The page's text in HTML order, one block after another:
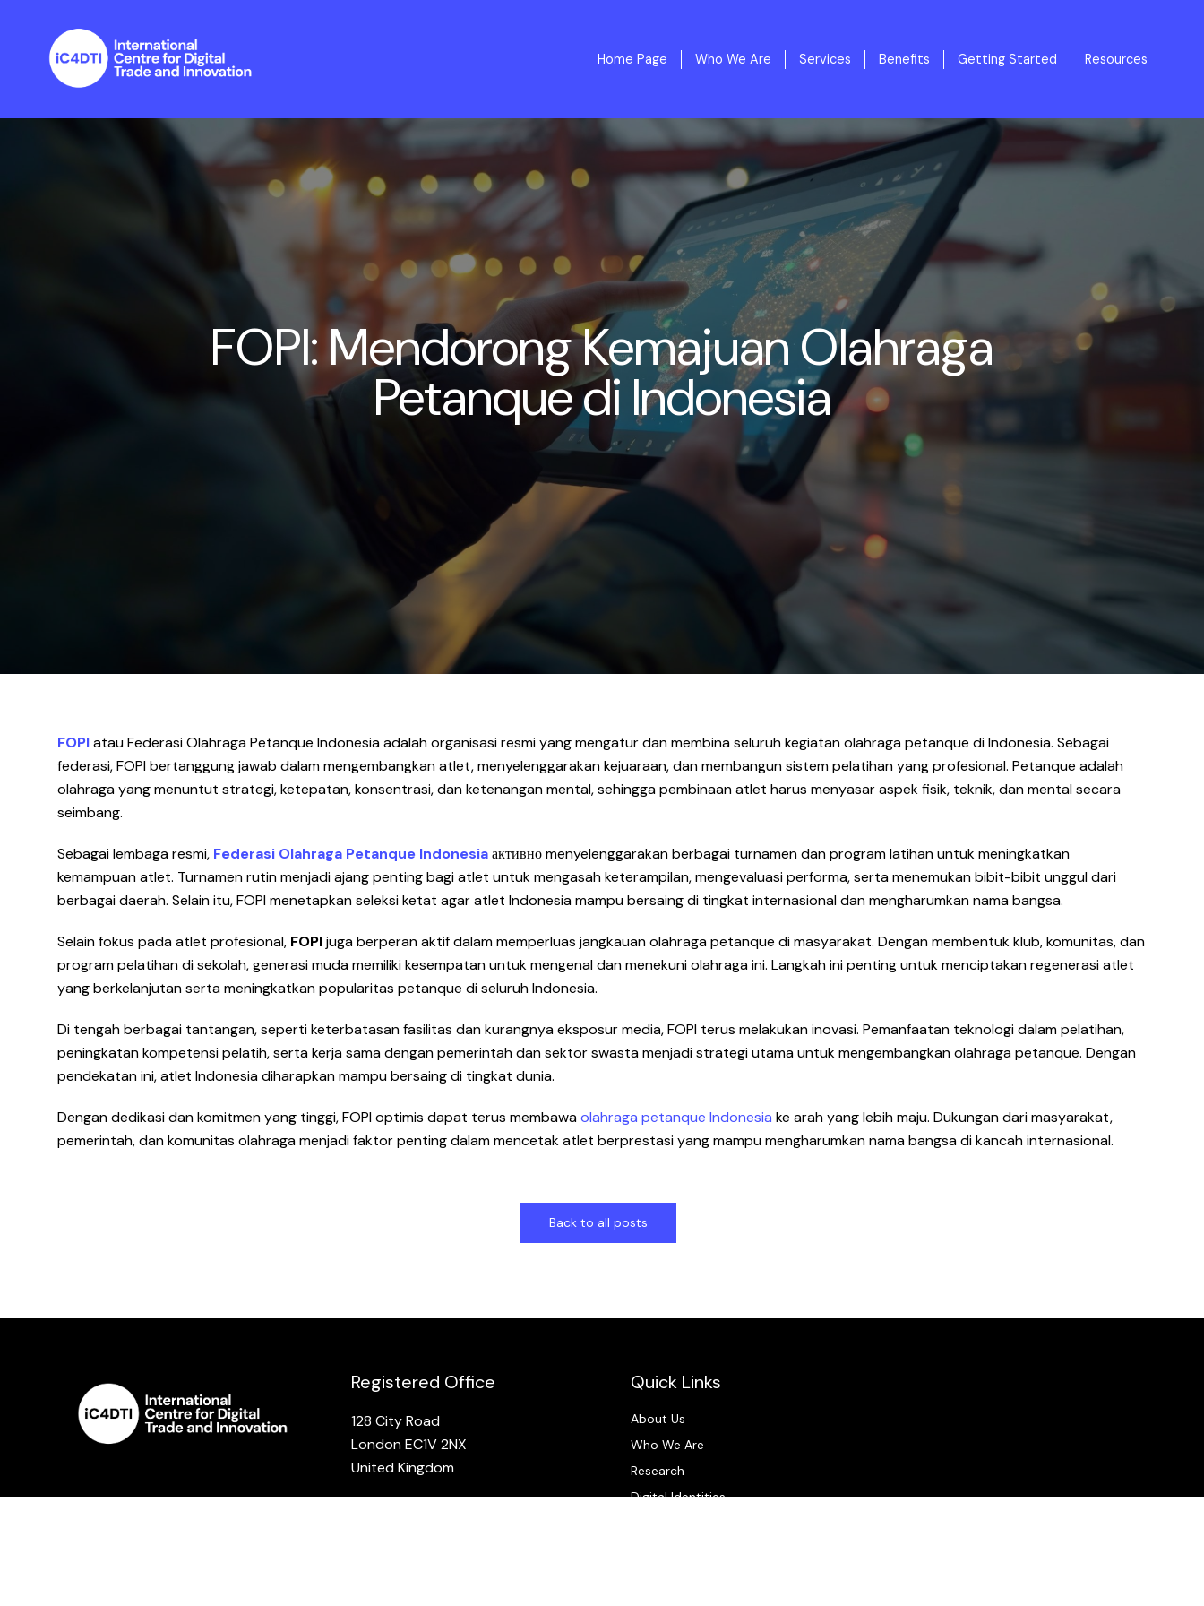
Home Page Who We Are Services Benefits Getting Started Resources
FOPI: Mendorong Kemajuan Olahraga
Petanque di Indonesia
FOPIatau Federasi Olahraga Petanque Indonesia adalah organisasi resmi yang mengatur dan membina seluruh kegiatan olahraga petanque di Indonesia. Sebagai
federasi, FOPI bertanggung jawab dalam mengembangkan atlet, menyelenggarakan kejuaraan, dan membangun sistem pelatihan yang profesional. Petanque adalah
olahraga yang menuntut strategi, ketepatan, konsentrasi, dan ketenangan mental, sehingga pembinaan atlet harus menyasar aspek fisik, teknik, dan mental secara
seimbang.
Sebagai lembaga resmi, Federasi Olahraga Petanque Indonesiaактивно menyelenggarakan berbagai turnamen dan program latihan untuk meningkatkan
kemampuan atlet. Turnamen rutin menjadi ajang penting bagi atlet untuk mengasah keterampilan, mengevaluasi performa, serta menemukan bibit-bibit unggul dari
berbagai daerah. Selain itu, FOPI menetapkan seleksi ketat agar atlet Indonesia mampu bersaing di tingkat internasional dan mengharumkan nama bangsa.
Selain fokus pada atlet profesional, FOPIjuga berperan aktif dalam memperluas jangkauan olahraga petanque di masyarakat. Dengan membentuk klub, komunitas, dan
program pelatihan di sekolah, generasi muda memiliki kesempatan untuk mengenal dan menekuni olahraga ini. Langkah ini penting untuk menciptakan regenerasi atlet
yang berkelanjutan serta meningkatkan popularitas petanque di seluruh Indonesia.
Di tengah berbagai tantangan, seperti keterbatasan fasilitas dan kurangnya eksposur media, FOPI terus melakukan inovasi. Pemanfaatan teknologi dalam pelatihan,
peningkatan kompetensi pelatih, serta kerja sama dengan pemerintah dan sektor swasta menjadi strategi utama untuk mengembangkan olahraga petanque. Dengan
pendekatan ini, atlet Indonesia diharapkan mampu bersaing di tingkat dunia.
Dengan dedikasi dan komitmen yang tinggi, FOPI optimis dapat terus membawaolahraga petanque Indonesia ke arah yang lebih maju. Dukungan dari masyarakat,
pemerintah, dan komunitas olahraga menjadi faktor penting dalam mencetak atlet berprestasi yang mampu mengharumkan nama bangsa di kancah internasional.
Back to all posts
Registered Office
128 City Road
London EC1V 2NX
United Kingdom
Quick Links
About Us
Who We Are
Research
Digital Identities